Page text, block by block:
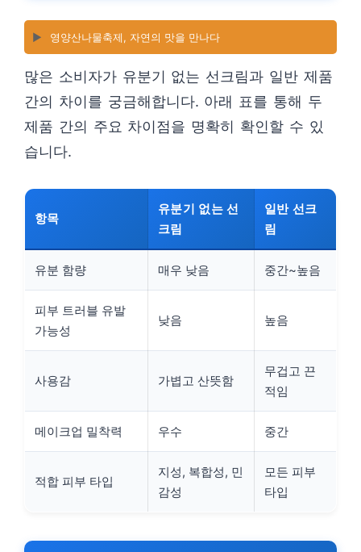
▶️ 영양산나물축제, 자연의 맛을 만나다
많은 소비자가 유분기 없는 선크림과 일반 제품
간의 차이를 궁금해합니다. 아래 표를 통해 두
제품 간의 주요 차이점을 명확히 확인할 수 있
습니다.
항목
유분기 없는 선
크림
일반 선크
림
유분 함량 매우 낮음 중간~높음
피부 트러블 유발
가능성
낮음 높음
사용감 가볍고 산뜻함
무겁고 끈
적임
메이크업 밀착력 우수 중간
적합 피부 타입
지성, 복합성, 민
감성
모든 피부
타입